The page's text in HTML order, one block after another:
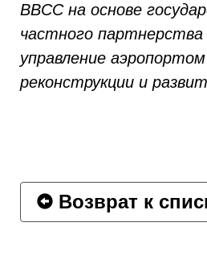
ВВСС на основе
частного
управление
реконструкции и
Возврат к